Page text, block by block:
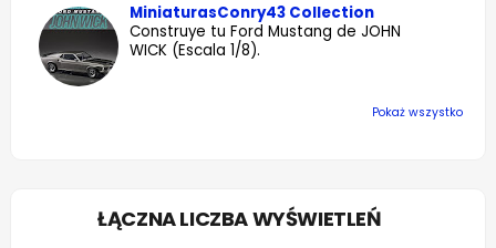
MiniaturasConry43 Collection
Construye tu Ford Mustang de JOHN
WICK (Escala 1/8).
Pokaż wszystko
ŁĄCZNA LICZBA WYŚWIETLEŃ